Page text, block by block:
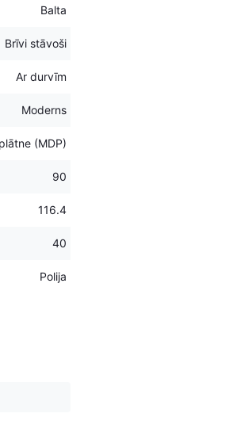
Balta
Brīvi stāvoši
Ar durvīm
Moderns
(MDP)
90
116.4
40
Polija